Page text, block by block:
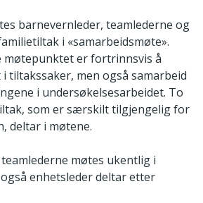
barnevernleder, teamlederne og
i «samarbeidsmøte».
møtepunktet er fortrinnsvis å
tiltakssaker, men også samarbeid
i undersøkelsesarbeidet. To
som er særskilt tilgjengelig for
deltar i møtene.
møtes ukentlig i
enhetsleder deltar etter